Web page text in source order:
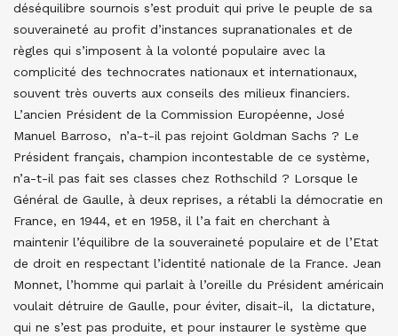
déséquilibre sournois s’est produit qui prive le peuple de sa
souveraineté au profit d’instances supranationales et de
règles qui s’imposent à la volonté populaire avec la
complicité des technocrates nationaux et internationaux,
souvent très ouverts aux conseils des milieux financiers.
L’ancien Président de la Commission Européenne, José
Manuel Barroso, n’a-t-il pas rejoint Goldman Sachs ? Le
Président français, champion incontestable de ce système,
n’a-t-il pas fait ses classes chez Rothschild ? Lorsque le
Général de Gaulle, à deux reprises, a rétabli la démocratie en
France, en 1944, et en 1958, il l’a fait en cherchant à
maintenir l’équilibre de la souveraineté populaire et de l’Etat
de droit en respectant l’identité nationale de la France. Jean
Monnet, l’homme qui parlait à l’oreille du Président américain
voulait détruire de Gaulle, pour éviter, disait-il, la dictature,
qui ne s’est pas produite, et pour instaurer le système que